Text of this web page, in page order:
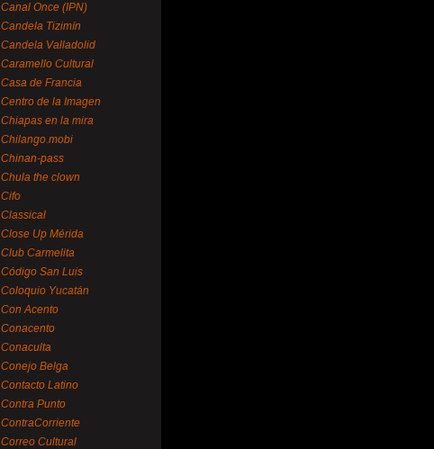
Canal Once (IPN)
Candela Tizimín
Candela Valladolid
Caramello Cultural
Casa de Francia
Centro de la Imagen
Chiapas en la mira
Chilango.mobi
Chinan-pass
Chula the clown
Cifo
Classical
Close Up Mérida
Club Carmelita
Código San Luis
Coloquio Yucatán
Con Acento
Conacento
Conaculta
Conejo Belga
Contacto Latino
Contra Punto
ContraCorriente
Correo Cultural